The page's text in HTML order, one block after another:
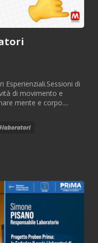
di
di movimento e
mente e corpo....